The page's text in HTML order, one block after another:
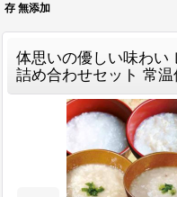
存 無添加
体思いの優しい味わい
詰め合わせセット 常